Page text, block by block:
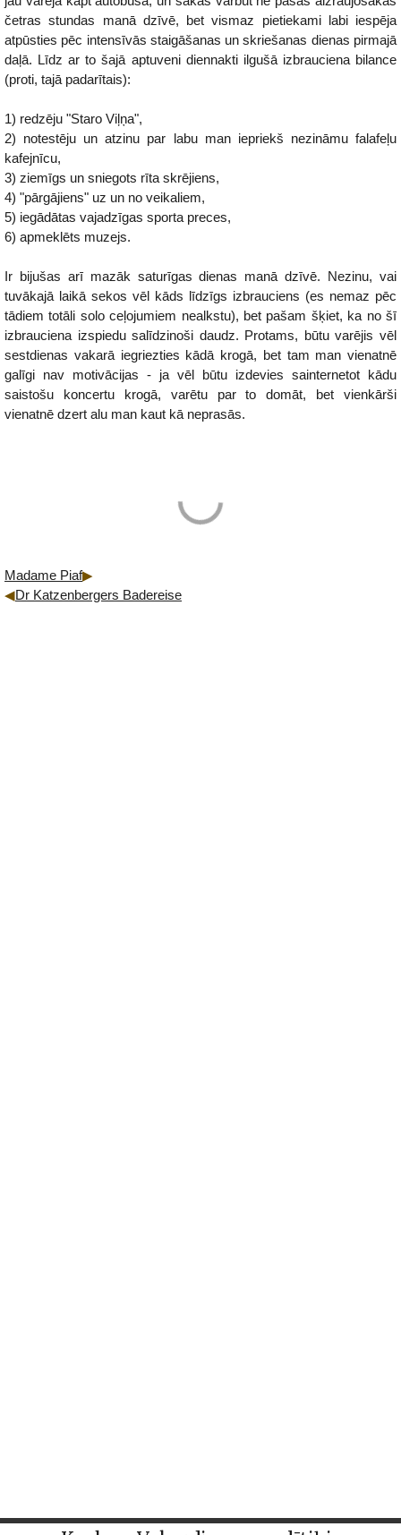
četras stundas manā dzīvē, bet vismaz pietiekami labi iespēja
atpūsties pēc intensīvās staigāšanas un skriešanas dienas pirmajā
daļā. Līdz ar to šajā aptuveni diennakti ilgušā izbrauciena bilance
(proti, tajā padarītais):
1) redzēju "Staro Viļņa",
2) notestēju un atzinu par labu man iepriekš nezināmu falafeļu
kafejnīcu,
3) ziemīgs un sniegots rīta skrējiens,
4) "pārgājiens" uz un no veikaliem,
5) iegādātas vajadzīgas sporta preces,
6) apmeklēts muzejs.
Ir bijušas arī mazāk saturīgas dienas manā dzīvē. Nezinu, vai
tuvākajā laikā sekos vēl kāds līdzīgs izbrauciens (es nemaz pēc
tādiem totāli solo ceļojumiem nealkstu), bet pašam šķiet, ka no šī
izbrauciena izspiedu salīdzinoši daudz. Protams, būtu varējis vēl
sestdienas vakarā iegriezties kādā krogā, bet tam man vienatnē
galīgi nav motivācijas - ja vēl būtu izdevies sainternetot kādu
saistošu koncertu krogā, varētu par to domāt, bet vienkārši
vienatnē dzert alu man kaut kā neprasās.
Madame Piaf
Dr Katzenbergers Badereise